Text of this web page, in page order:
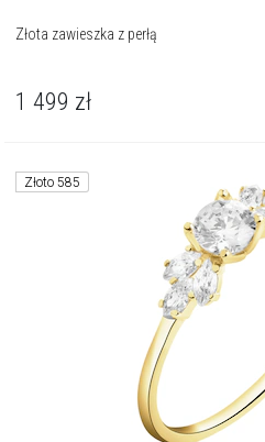
Złota zawieszka z perłą
1 499 zł
Złoto 585